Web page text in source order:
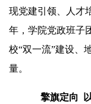
现党建引领、人才
年，学院党政班子
校“双一流”建设、
量。
擎旗定向